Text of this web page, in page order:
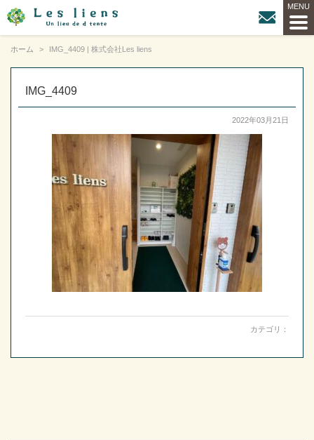
ホーム IMG_4409 | 株式会社Les liens
IMG_4409
2022年03月21日
カテゴリ：